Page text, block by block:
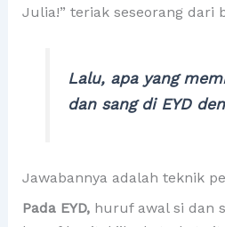
Julia!” teriak seseorang dari
Lalu, apa yang
dan sang di EYD
Jawabannya adalah teknik
Pada EYD,huruf awal si dan